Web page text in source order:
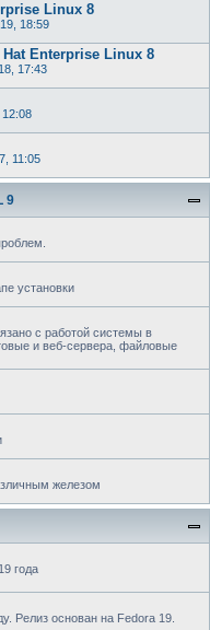
Linux 8
18:59
Hat Enterprise Linux 8
17:43
11:05
9
установки
с работой системы в
и веб-сервера, файловые
железом
года
Релиз основан на Fedora 19.